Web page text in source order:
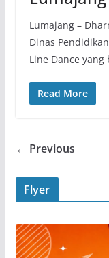
Lumajang –
Dinas
Line Dance
Read More
← Previous
Flyer